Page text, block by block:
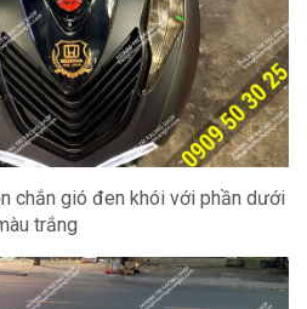
chắn gió đen khói với phần dưới
trắng